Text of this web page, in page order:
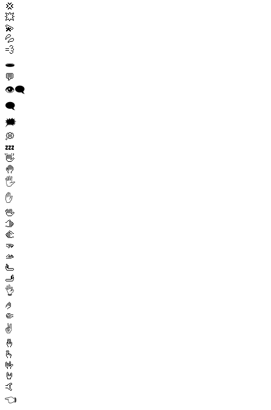
💢
💥
💫
💦
💨
🕳️
💬
👁️‍🗨️
🗨️
🗯️
💭
💤
👋
🤚
🖐️
✋
🖖
🫱
🫲
🫳
🫴
🫷
🫸
👌
🤌
🤏
✌️
🤞
🫰
🤟
🤘
🤙
👈